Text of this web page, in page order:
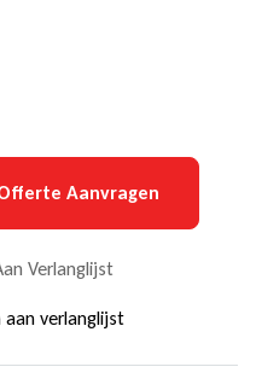
Aanvragen
Verlanglijst
aan verlanglijst